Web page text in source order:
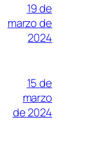
19 de
marzo de
2024
15 de
marzo
de 2024